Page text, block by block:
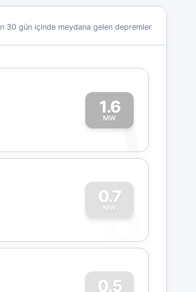
30 gün içinde meydana gelen depremler
1.6
MW
1
0.7
MW
0
0.5